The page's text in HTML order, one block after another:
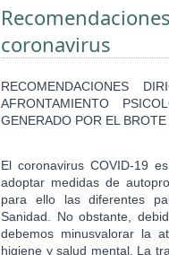
coronavirus
RECOMENDACIONES
AFRONTAMIENTO
GENERADO POR EL
El coronavirus COVID-19
adoptar medidas de
para ello las diferentes
Sanidad. No obstante,
debemos minusvalorar la
higiene y salud mental. La